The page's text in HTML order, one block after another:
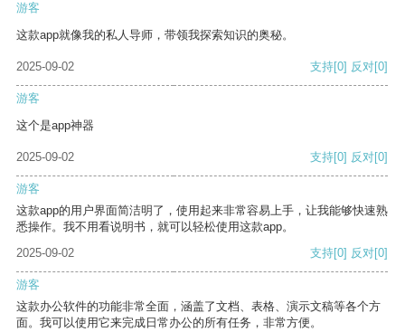
游客
这款app就像我的私人导师，带领我探索知识的奥秘。
2025-09-02 支持[0] 反对[0]
游客
这个是app神器
2025-09-02 支持[0] 反对[0]
游客
这款app的用户界面简洁明了，使用起来非常容易上手，让我能够快速熟
悉操作。我不用看说明书，就可以轻松使用这款app。
2025-09-02
支持[0] 反对[0]
游客
这款办公软件的功能非常全面，涵盖了文档、表格、演示文稿等各个方
面。我可以使用它来完成日常办公的所有任务，非常方便。